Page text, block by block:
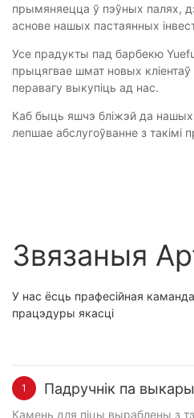
прымяняецца ў пэўных палях,
аснове нашых пастаянных
Усе прадукты пад барбекю
прыцягвае шмат новых
перавагу выкупіць ад нас.
Каб быць яшчэ бліжэй да нашых
лепшае абслугоўванне з
Звязаныя
У нас ёсць прафесійная
працэдуры якасці
1 Падручнік па
Камень для піцы выраблены з тэрмаўстойлівага матэрыялу з